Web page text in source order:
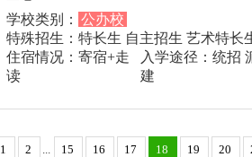
学校类别： 公办校
特殊招生：特长生 自主招生 艺术特长
住宿情况：寄宿+走
读
入学途径：统招
建
1 2 ... 15 16 17 18 19 20